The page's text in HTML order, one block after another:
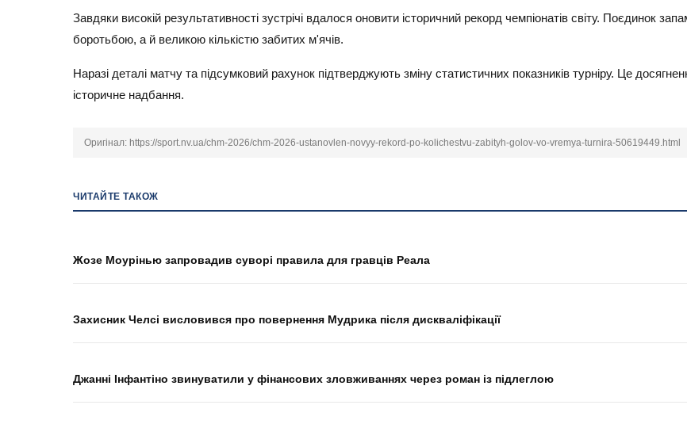
Завдяки високій результативності зустрічі вдалося оновити історичний рекорд чемпіонатів світу. Поєдинок
боротьбою, а й великою кількістю забитих м'ячів.
Наразі деталі матчу та підсумковий рахунок підтверджують зміну статистичних показників турніру. Це
історичне надбання.
Оригінал: https://sport.nv.ua/chm-2026/chm-2026-ustanovlen-novyy-rekord-po-kolichestvu-zabityh-golov-vo-vremya-turnira-50619449.html
ЧИТАЙТЕ ТАКОЖ
Жозе Моурінью запровадив суворі правила для гравців Реала
Захисник Челсі висловився про повернення Мудрика після дискваліфікації
Джанні Інфантіно звинуватили у фінансових зловживаннях через роман із підлеглою